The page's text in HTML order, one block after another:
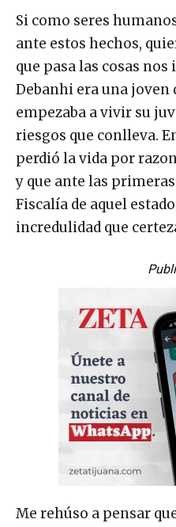
Si como seres
ante estos hechos,
que pasa las cosas
Debanhi era una joven
empezaba a vivir su
riesgos que conlleva.
perdió la vida por
y que ante las
Fiscalía de aquel
incredulidad que
Me rehúso a pensar